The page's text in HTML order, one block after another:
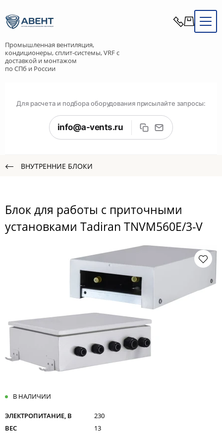
Промышленная вентиляция,
кондиционеры, сплит-системы, VRF с
доставкой и монтажом
по СПб и России
Для расчета и подбора оборудования присылайте запросы:
info@a-vents.ru
ВНУТРЕННИЕ БЛОКИ
Блок для работы с приточными
установками Tadiran TNVM560E/3-V
В НАЛИЧИИ
ЭЛЕКТРОПИТАНИЕ, В
230
ВЕС
13